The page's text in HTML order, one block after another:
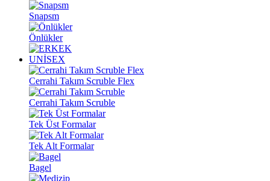
Snapsm
Önlükler
UNİSEX
Cerrahi Takım Scruble Flex
Cerrahi Takım Scruble
Tek Üst Formalar
Tek Alt Formalar
Bagel